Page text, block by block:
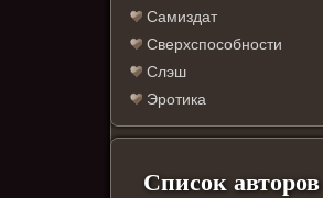
Самиздат
Сверхспособности
Слэш
Эротика
Список авторов